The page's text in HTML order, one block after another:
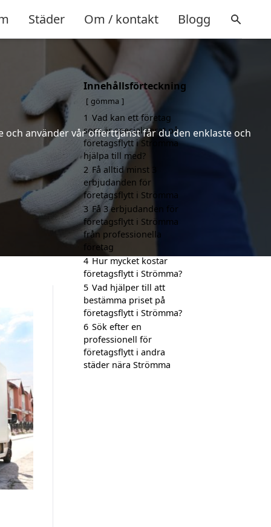
Städer Om / kontakt Blogg
använder vår offerttjänst får du den enklaste och
Innehållsförteckning
gömma
1 Vad kan ett företag
som är specialiserat på
företagsflytt i Strömma
hjälpa till med?
2 Få alltid minst 3
erbjudanden för
företagsflytt i Strömma
3 Få 3 erbjudanden för
företagsflytt i Strömma
från professionella
företag
4 Hur mycket kostar
företagsflytt i Strömma?
5 Vad hjälper till att
bestämma priset på
företagsflytt i Strömma?
6 Sök efter en
professionell för
företagsflytt i andra
städer nära Strömma